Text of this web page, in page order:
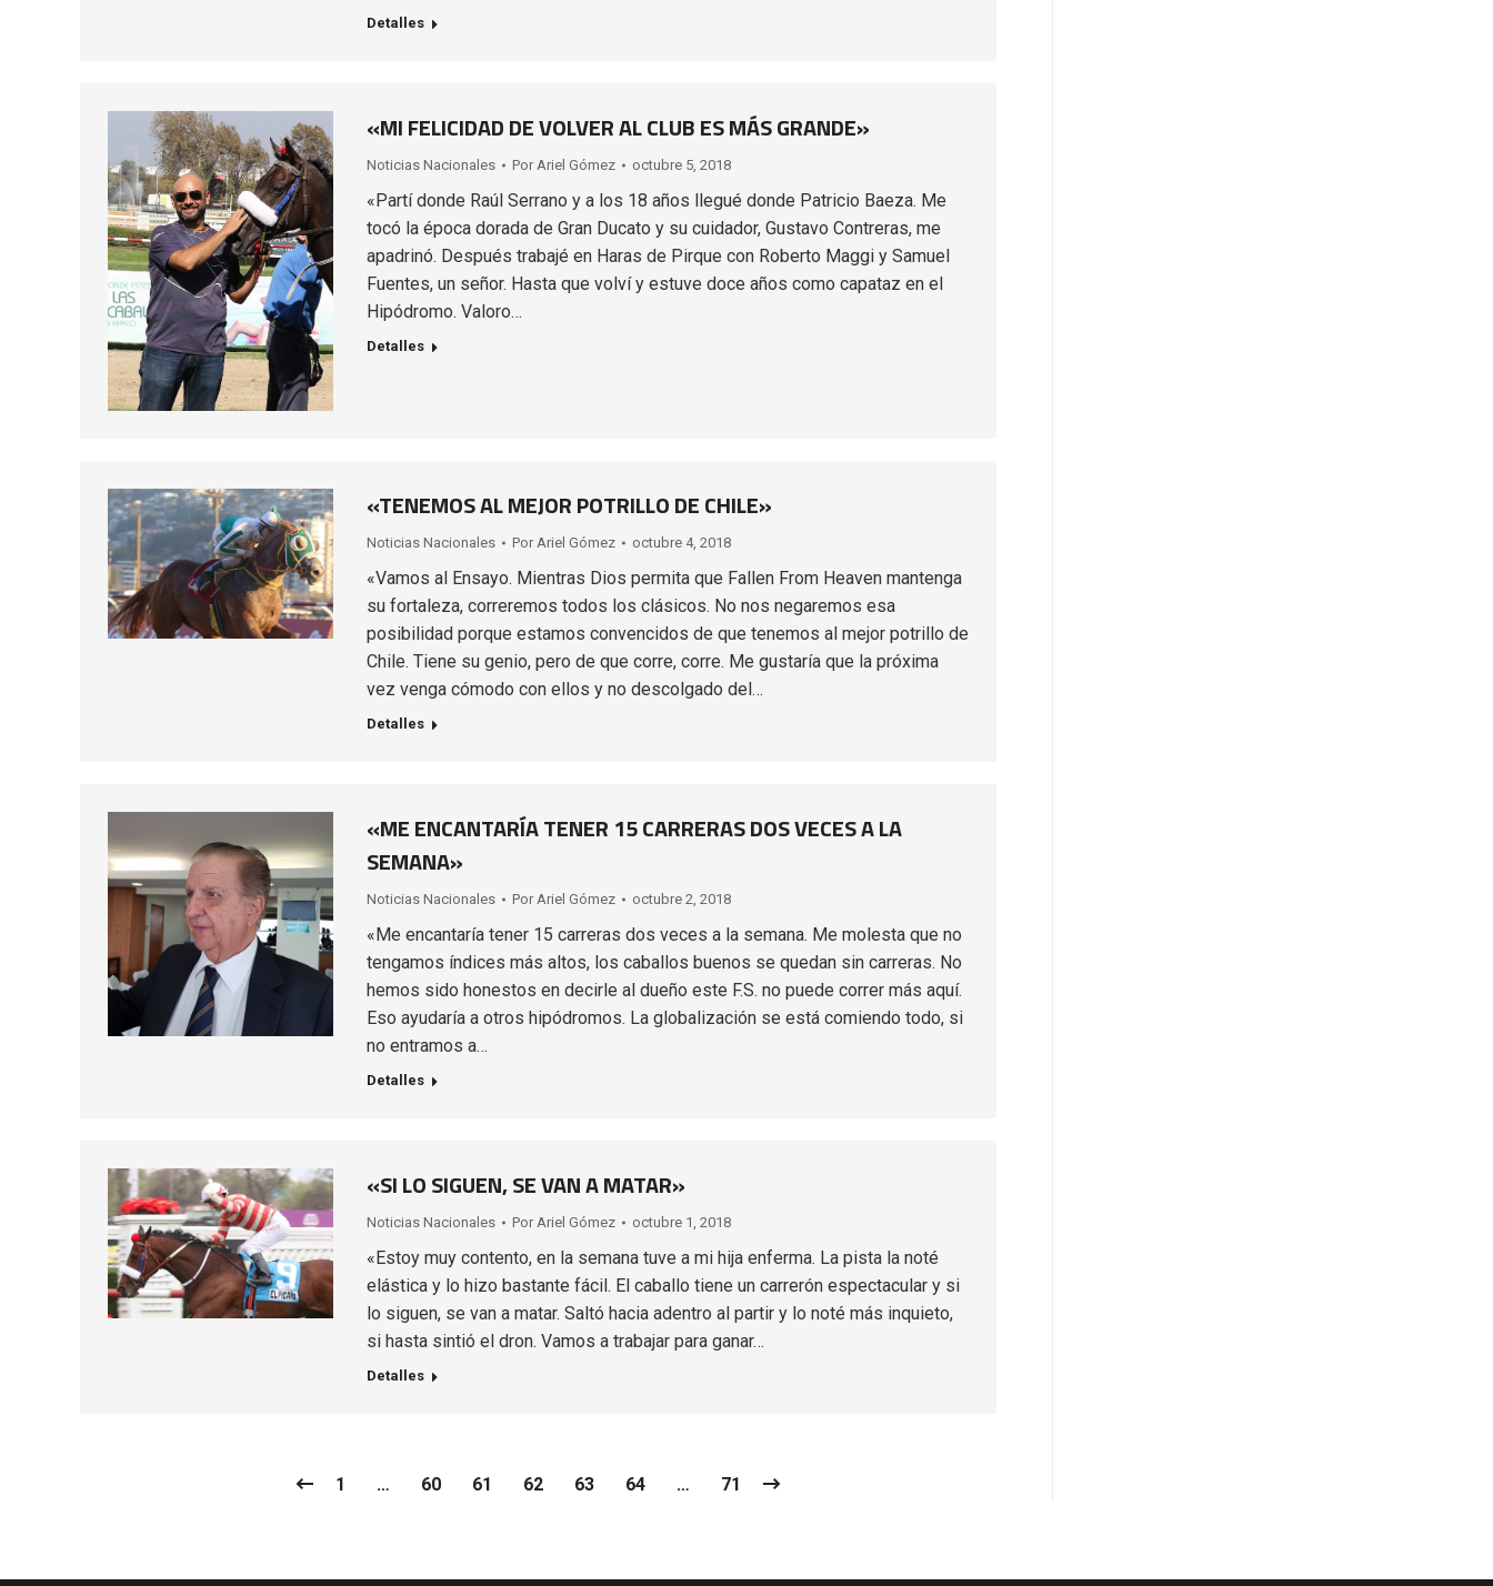
Detalles
«MI FELICIDAD DE VOLVER AL CLUB ES MÁS GRANDE»
Noticias Nacionales Por Ariel Gómez octubre 5, 2018
«Partí donde Raúl Serrano y a los 18 años llegué donde Patricio Baeza. Me
tocó la época dorada de Gran Ducato y su cuidador, Gustavo Contreras, me
apadrinó. Después trabajé en Haras de Pirque con Roberto Maggi y Samuel
Fuentes, un señor. Hasta que volví y estuve doce años como capataz en el
Hipódromo. Valoro…
Detalles
«TENEMOS AL MEJOR POTRILLO DE CHILE»
Noticias Nacionales Por Ariel Gómez octubre 4, 2018
«Vamos al Ensayo. Mientras Dios permita que Fallen From Heaven mantenga
su fortaleza, correremos todos los clásicos. No nos negaremos esa
posibilidad porque estamos convencidos de que tenemos al mejor potrillo de
Chile. Tiene su genio, pero de que corre, corre. Me gustaría que la próxima
vez venga cómodo con ellos y no descolgado del…
Detalles
«ME ENCANTARÍA TENER 15 CARRERAS DOS VECES A LA
SEMANA»
Noticias Nacionales Por Ariel Gómez octubre 2, 2018
«Me encantaría tener 15 carreras dos veces a la semana. Me molesta que no
tengamos índices más altos, los caballos buenos se quedan sin carreras. No
hemos sido honestos en decirle al dueño este F.S. no puede correr más aquí.
Eso ayudaría a otros hipódromos. La globalización se está comiendo todo, si
no entramos a…
Detalles
«SI LO SIGUEN, SE VAN A MATAR»
Noticias Nacionales Por Ariel Gómez octubre 1, 2018
«Estoy muy contento, en la semana tuve a mi hija enferma. La pista la noté
elástica y lo hizo bastante fácil. El caballo tiene un carrerón espectacular y si
lo siguen, se van a matar. Saltó hacia adentro al partir y lo noté más inquieto,
si hasta sintió el dron. Vamos a trabajar para ganar…
Detalles
1 … 60 61 62 63 64 … 71